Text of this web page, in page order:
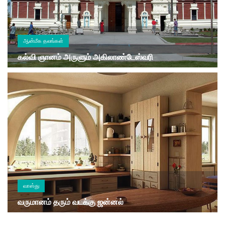
ஆன்மீக தலங்கள்
கல்வி ஞானம் அருளும் அகிலாண்டேஸ்வரி
வாஸ்து
வருமானம் தரும் வடக்கு ஜன்னல்